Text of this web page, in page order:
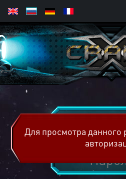
Для просмотра данного